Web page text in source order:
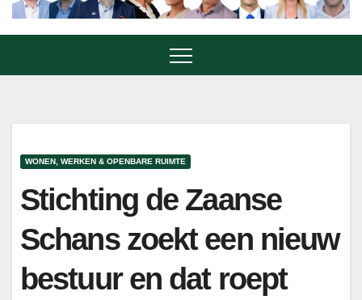
WONEN, WERKEN & OPENBARE RUIMTE
Stichting de Zaanse
Schans zoekt een nieuw
bestuur en dat roept